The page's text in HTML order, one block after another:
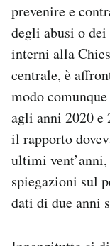
prevenire e
degli abusi o
interni alla
centrale, è
modo
agli anni 2020 e
il rapporto
ultimi
spiegazioni sul
dati di due anni